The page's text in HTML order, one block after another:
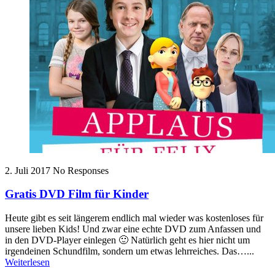
2. Juli 2017 No Responses
Gratis DVD Film für Kinder
Heute gibt es seit längerem endlich mal wieder was kostenloses für
unsere lieben Kids! Und zwar eine echte DVD zum Anfassen und
in den DVD-Player einlegen 🙂 Natürlich geht es hier nicht um
irgendeinen Schundfilm, sondern um etwas lehrreiches. Das…...
Weiterlesen